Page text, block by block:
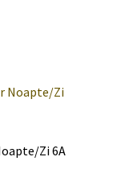
Zi 6A